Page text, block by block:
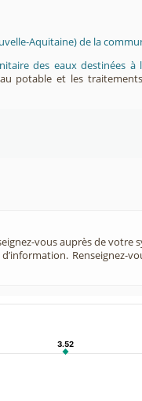
Aquitaine) de la
des eaux destinées
potable et les
vous auprès de votre
Renseignez-
3.52
3.52